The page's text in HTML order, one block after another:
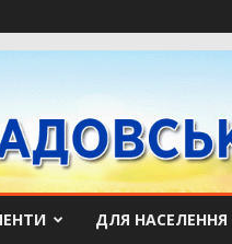
ДЛЯ НАСЕЛЕННЯ